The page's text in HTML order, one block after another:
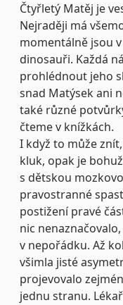
Čtyřletý Matěj je
Nejraději má
momentálně jsou
dinosauři. Každá
prohlédnout jeho
snad Matýsek ani
také různé
čteme v knížkách.
I když to může
kluk, opak je
s dětskou
pravostranné
postižení pravé
nic
v nepořádku. Až
všimla jisté
projevovalo
jednu stranu.